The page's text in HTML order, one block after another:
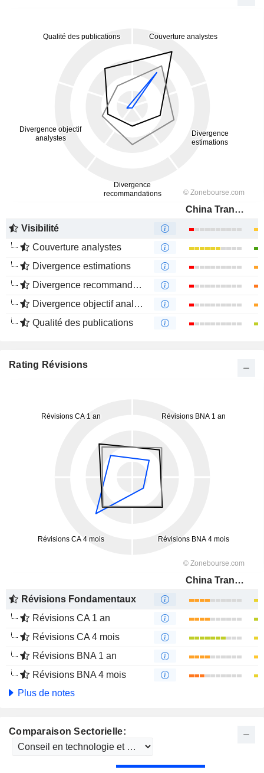
China Transinfo Technology Co., Ltd
Visibilité
Couverture analystes
Divergence estimations
Divergence recommandations analystes
Divergence objectif analystes
Qualité des publications
Rating Révisions
China Transinfo Technology Co., Ltd
Révisions Fondamentaux
Révisions CA 1 an
Révisions CA 4 mois
Révisions BNA 1 an
Révisions BNA 4 mois
Plus de notes
Comparaison Sectorielle: